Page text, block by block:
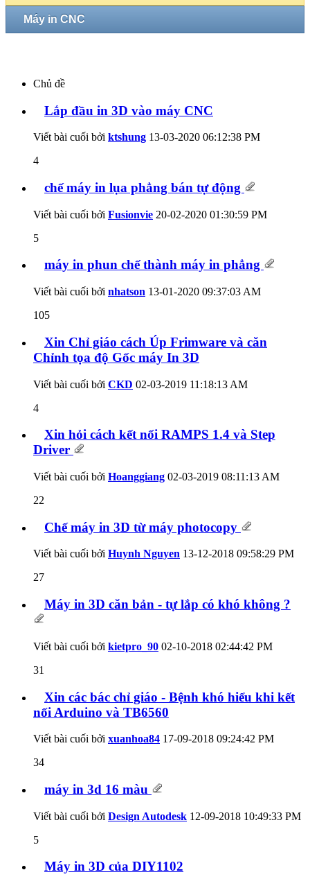
Máy in CNC
Chủ đề
Lắp đầu in 3D vào máy CNC
Viết bài cuối bởi ktshung 13-03-2020 06:12:38 PM
4
chế máy in lụa phẳng bán tự động
Viết bài cuối bởi Fusionvie 20-02-2020 01:30:59 PM
5
máy in phun chế thành máy in phẳng
Viết bài cuối bởi nhatson 13-01-2020 09:37:03 AM
105
Xin Chỉ giáo cách Úp Frimware và căn
Chỉnh tọa độ Gốc máy In 3D
Viết bài cuối bởi CKD 02-03-2019 11:18:13 AM
4
Xin hỏi cách kết nối RAMPS 1.4 và Step
Driver
Viết bài cuối bởi Hoanggiang 02-03-2019 08:11:13 AM
22
Chế máy in 3D từ máy photocopy
Viết bài cuối bởi Huynh Nguyen 13-12-2018 09:58:29 PM
27
Máy in 3D căn bản - tự lắp có khó không ?
Viết bài cuối bởi kietpro_90 02-10-2018 02:44:42 PM
31
Xin các bác chỉ giáo - Bệnh khó hiểu khi kết
nối Arduino và TB6560
Viết bài cuối bởi xuanhoa84 17-09-2018 09:24:42 PM
34
máy in 3d 16 màu
Viết bài cuối bởi Design Autodesk 12-09-2018 10:49:33 PM
5
Máy in 3D của DIY1102